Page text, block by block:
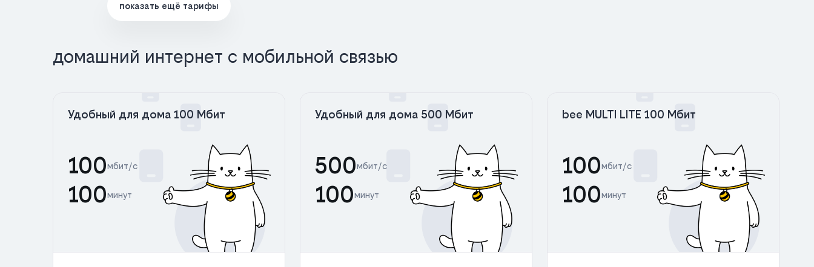
показать ещё тарифы
домашний интернет с мобильной связью
Удобный для дома 100 Мбит
100мбит/с
100минут
Удобный для дома 500 Мбит
500мбит/с
100минут
bee MULTI LITE 100 Мбит
100мбит/с
100минут